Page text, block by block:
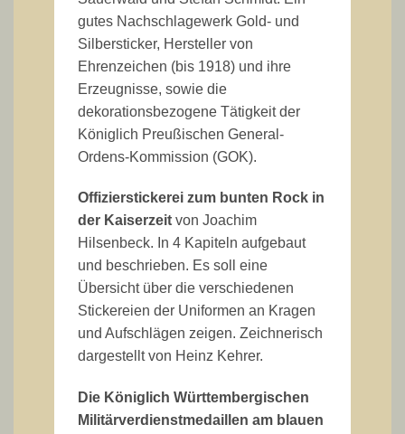
gutes Nachschlagewerk Gold- und
Silbersticker, Hersteller von
Ehrenzeichen (bis 1918) und ihre
Erzeugnisse, sowie die
dekorationsbezogene Tätigkeit der
Königlich Preußischen General-
Ordens-Kommission (GOK).
Offizierstickerei zum bunten Rock in
der Kaiserzeit von Joachim
Hilsenbeck. In 4 Kapiteln aufgebaut
und beschrieben. Es soll eine
Übersicht über die verschiedenen
Stickereien der Uniformen an Kragen
und Aufschlägen zeigen. Zeichnerisch
dargestellt von Heinz Kehrer.
Die Königlich Württembergischen
Militärverdienstmedaillen am blauen